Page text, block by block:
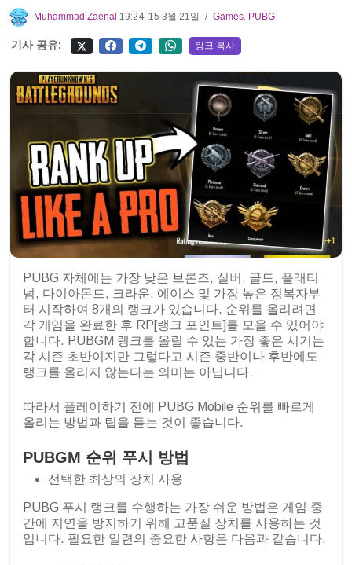
Muhammad Zaenal 19:24, 15 3월 21일 / Games, PUBG
기사 공유: 링크 복사
PUBG 자체에는 가장 낮은 브론즈, 실버, 골드, 플래티
넘, 다이아몬드, 크라운, 에이스 및 가장 높은 정복자부
터 시작하여 8개의 랭크가 있습니다. 순위를 올리려면
각 게임을 완료한 후 RP[랭크 포인트]를 모을 수 있어야
합니다. PUBGM 랭크를 올릴 수 있는 가장 좋은 시기는
각 시즌 초반이지만 그렇다고 시즌 중반이나 후반에도
랭크를 올리지 않는다는 의미는 아닙니다.
따라서 플레이하기 전에 PUBG Mobile 순위를 빠르게
올리는 방법과 팁을 듣는 것이 좋습니다.
PUBGM 순위 푸시 방법
선택한 최상의 장치 사용
PUBG 푸시 랭크를 수행하는 가장 쉬운 방법은 게임 중
간에 지연을 방지하기 위해 고품질 장치를 사용하는 것
입니다. 필요한 일련의 중요한 사항은 다음과 같습니다.